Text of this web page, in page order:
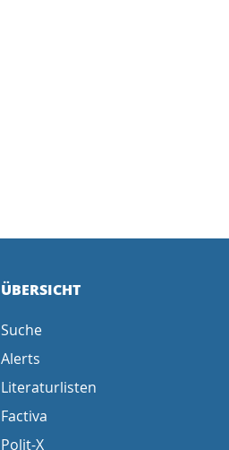
ÜBERSICHT
Suche
Alerts
Literaturlisten
Factiva
Polit-X